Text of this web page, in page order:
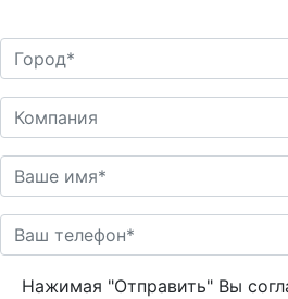
Нажимая "Отправить" Вы